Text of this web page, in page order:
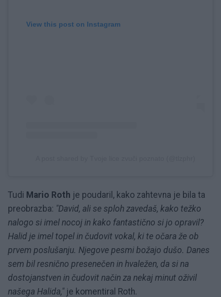
View this post on Instagram
Tudi Mario Roth je poudaril, kako zahtevna je bila ta
preobrazba: "David, ali se sploh zavedaš, kako težko
nalogo si imel nocoj in kako fantastično si jo opravil?
Halid je imel topel in čudovit vokal, ki te očara že ob
prvem poslušanju. Njegove pesmi božajo dušo. Danes
sem bil resnično presenečen in hvaležen, da si na
dostojanstven in čudovit način za nekaj minut oživil
našega Halida,"je komentiral Roth.